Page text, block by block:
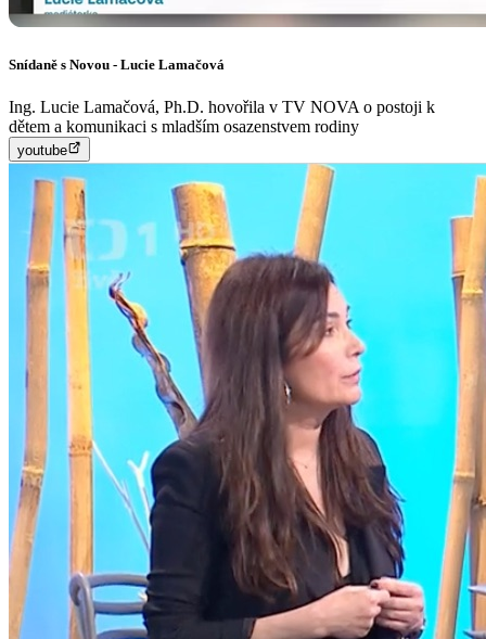
Snídaně s Novou - Lucie Lamačová
Ing. Lucie Lamačová, Ph.D. hovořila v TV NOVA o postoji k
dětem a komunikaci s mladším osazenstvem rodiny
youtube